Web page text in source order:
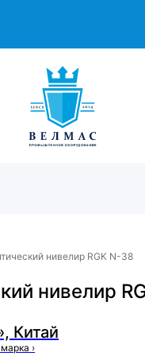
нивелир RGK N-38
нивелир
Китай
›